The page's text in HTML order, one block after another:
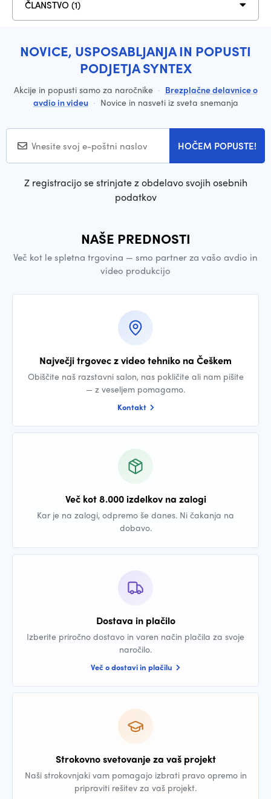
ČLANSTVO (1)
NOVICE, USPOSABLJANJA IN POPUSTI
PODJETJA SYNTEX
Akcije in popusti samo za naročnike · Brezplačne delavnice o
avdio in videu · Novice in nasveti iz sveta snemanja
HOČEM POPUSTE!
Z registracijo se strinjate z obdelavo svojih osebnih
podatkov
NAŠE PREDNOSTI
Več kot le spletna trgovina — smo partner za vašo avdio in
video produkcijo
Največji trgovec z video tehniko na Češkem
Obiščite naš razstavni salon, nas pokličite ali nam pišite
— z veseljem pomagamo.
Kontakt
Več kot 8.000 izdelkov na zalogi
Kar je na zalogi, odpremo še danes. Ni čakanja na
dobavo.
Dostava in plačilo
Izberite priročno dostavo in varen način plačila za svoje
naročilo.
Več o dostavi in plačilu
Strokovno svetovanje za vaš projekt
Naši strokovnjaki vam pomagajo izbrati pravo opremo in
pripraviti rešitev za vaš projekt.